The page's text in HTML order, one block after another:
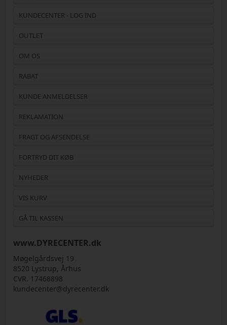
KUNDECENTER - LOG IND
OUTLET
OM OS
RABAT
KUNDE ANMELDELSER
REKLAMATION
FRAGT OG AFSENDELSE
FORTRYD DIT KØB
NYHEDER
VIS KURV
GÅ TIL KASSEN
www.DYRECENTER.dk
Møgelgårdsvej 19
8520 Lystrup, Århus
CVR. 17468898
kundecenter@dyrecenter.dk